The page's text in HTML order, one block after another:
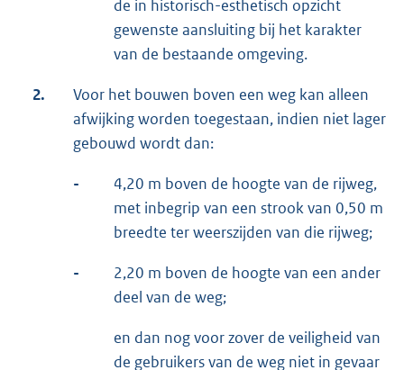
de in historisch-esthetisch opzicht
gewenste aansluiting bij het karakter
van de bestaande omgeving.
2.
Voor het bouwen boven een weg kan alleen
afwijking worden toegestaan, indien niet lager
gebouwd wordt dan:
-
4,20 m boven de hoogte van de rijweg,
met inbegrip van een strook van 0,50 m
breedte ter weerszijden van die rijweg;
-
2,20 m boven de hoogte van een ander
deel van de weg;
en dan nog voor zover de veiligheid van
de gebruikers van de weg niet in gevaar